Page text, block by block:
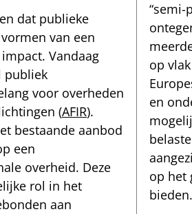
dat publieke
van een
Vandaag
publiek
voor overheden
(AFIR).
bestaande aanbod
een
overheid. Deze
rol in het
aan
“semi-
op
en
op het
bieden.